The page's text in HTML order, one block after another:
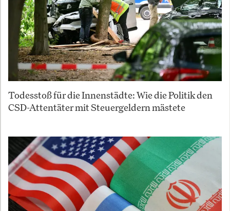
Todesstoß für die Innenstädte: Wie die Politik den
CSD-Attentäter mit Steuergeldern mästete